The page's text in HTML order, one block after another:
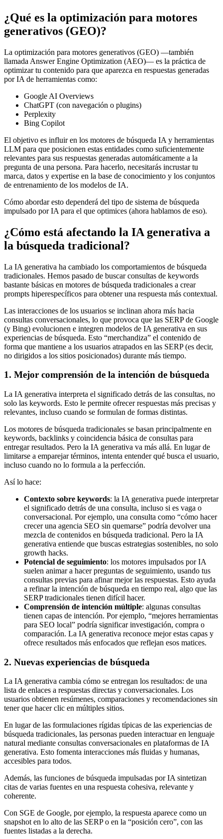
¿Qué es la optimización para motores
generativos (GEO)?
La optimización para motores generativos (GEO) —también
llamada Answer Engine Optimization (AEO)— es la práctica de
optimizar tu contenido para que aparezca en respuestas generadas
por IA de herramientas como:
Google AI Overviews
ChatGPT (con navegación o plugins)
Perplexity
Bing Copilot
El objetivo es influir en los motores de búsqueda IA y herramientas
LLM para que posicionen estas entidades como suficientemente
relevantes para sus respuestas generadas automáticamente a la
pregunta de una persona. Para hacerlo, necesitarás incrustar tu
marca, datos y expertise en la base de conocimiento y los conjuntos
de entrenamiento de los modelos de IA.
Cómo abordar esto dependerá del tipo de sistema de búsqueda
impulsado por IA para el que optimices (ahora hablamos de eso).
¿Cómo está afectando la IA generativa a
la búsqueda tradicional?
La IA generativa ha cambiado los comportamientos de búsqueda
tradicionales. Hemos pasado de buscar consultas de keywords
bastante básicas en motores de búsqueda tradicionales a crear
prompts hiperespecíficos para obtener una respuesta más contextual.
Las interacciones de los usuarios se inclinan ahora más hacia
consultas conversacionales, lo que provoca que las SERP de Google
(y Bing) evolucionen e integren modelos de IA generativa en sus
experiencias de búsqueda. Esto “merchandiza” el contenido de
forma que mantiene a los usuarios atrapados en las SERP (es decir,
no dirigidos a los sitios posicionados) durante más tiempo.
1. Mejor comprensión de la intención de búsqueda
La IA generativa interpreta el significado detrás de las consultas, no
solo las keywords. Esto le permite ofrecer respuestas más precisas y
relevantes, incluso cuando se formulan de formas distintas.
Los motores de búsqueda tradicionales se basan principalmente en
keywords, backlinks y coincidencia básica de consultas para
entregar resultados. Pero la IA generativa va más allá. En lugar de
limitarse a emparejar términos, intenta entender qué busca el usuario,
incluso cuando no lo formula a la perfección.
Así lo hace:
Contexto sobre keywords: la IA generativa puede interpretar
el significado detrás de una consulta, incluso si es vaga o
conversacional. Por ejemplo, una consulta como “cómo hacer
crecer una agencia SEO sin quemarse” podría devolver una
mezcla de contenidos en búsqueda tradicional. Pero la IA
generativa entiende que buscas estrategias sostenibles, no solo
growth hacks.
Potencial de seguimiento: los motores impulsados por IA
suelen animar a hacer preguntas de seguimiento, usando tus
consultas previas para afinar mejor las respuestas. Esto ayuda
a refinar la intención de búsqueda en tiempo real, algo que las
SERP tradicionales tienen difícil hacer.
Comprensión de intención múltiple: algunas consultas
tienen capas de intención. Por ejemplo, “mejores herramientas
para SEO local” podría significar investigación, compra o
comparación. La IA generativa reconoce mejor estas capas y
ofrece resultados más enfocados que reflejan esos matices.
2. Nuevas experiencias de búsqueda
La IA generativa cambia cómo se entregan los resultados: de una
lista de enlaces a respuestas directas y conversacionales. Los
usuarios obtienen resúmenes, comparaciones y recomendaciones sin
tener que hacer clic en múltiples sitios.
En lugar de las formulaciones rígidas típicas de las experiencias de
búsqueda tradicionales, las personas pueden interactuar en lenguaje
natural mediante consultas conversacionales en plataformas de IA
generativa. Esto fomenta interacciones más fluidas y humanas,
accesibles para todos.
Además, las funciones de búsqueda impulsadas por IA sintetizan
citas de varias fuentes en una respuesta cohesiva, relevante y
coherente.
Con SGE de Google, por ejemplo, la respuesta aparece como un
snapshot en lo alto de las SERP o en la “posición cero”, con las
fuentes listadas a la derecha.